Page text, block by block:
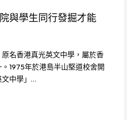
與學生同行發掘才能
名香港真光英文中學，屬於香
1975年於港島半山堅道校舍開
文中學」…